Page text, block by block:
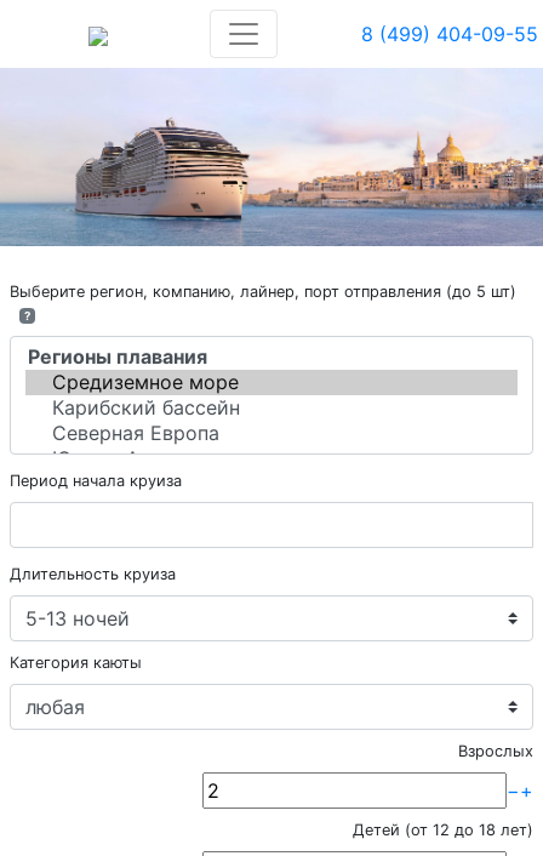
8 (499) 404-09-55
Выберите регион, компанию, лайнер, порт отправления (до 5 шт)
?
Период начала круиза
Длительность круиза
Категория каюты
Взрослых
−+
Детей (от 12 до 18 лет)